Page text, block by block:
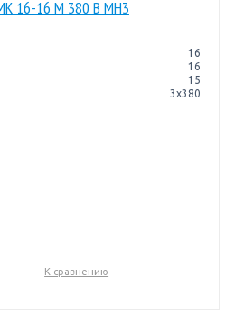
16-16 М 380 В МН3
16
16
15
3х380
К сравнению